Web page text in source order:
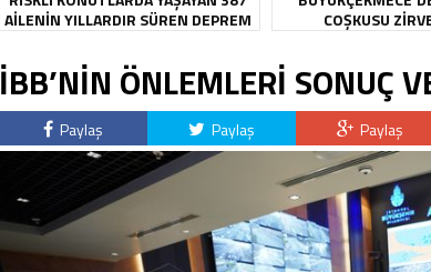
AİLENİN YILLARDIR SÜREN DEPREM
COŞKUSU
İBB’NİN ÖNLEMLERİ SONUÇ
Paylaş Paylaş Paylaş